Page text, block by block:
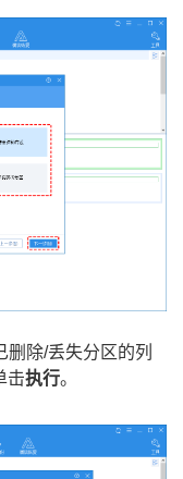
除/丢失分区的列
击执行。